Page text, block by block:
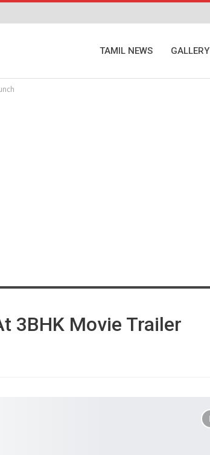
TAMIL NEWS GALLERY
3BHK Movie Trailer